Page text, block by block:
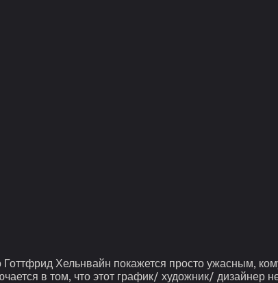
Хельнвайн покажется просто ужасным,
в том, что этот график/ художник/ дизайнер